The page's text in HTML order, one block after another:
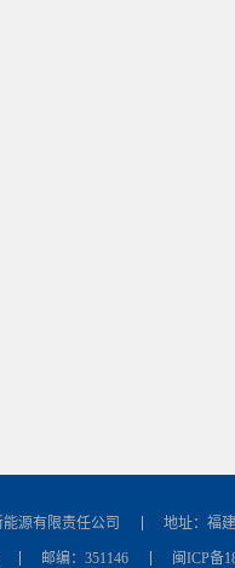
源有限责任公司 地址：福
邮编：351146 闽ICP备